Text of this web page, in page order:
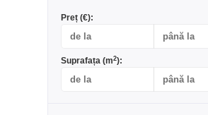
Preț (€):
Suprafața (m2):